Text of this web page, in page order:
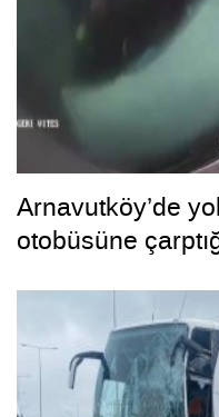
Arnavutköy’de
otobüsüne